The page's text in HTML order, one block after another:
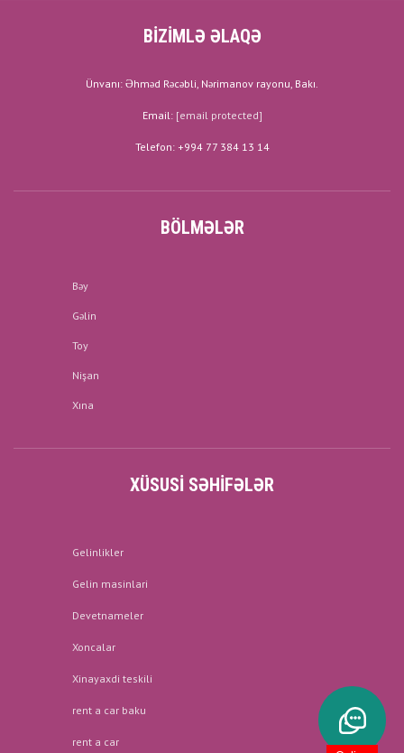
BİZİMLƏ ƏLAQƏ
Ünvanı: Əhməd Rəcəbli, Nərimanov rayonu, Bakı.
Email: [email protected]
Telefon: +994 77 384 13 14
BÖLMƏLƏR
Bəy
Gəlin
Toy
Nişan
Xına
XÜSUSI SƏHIFƏLƏR
Gelinlikler
Gelin masinlari
Devetnameler
Xoncalar
Xinayaxdi teskili
rent a car baku
rent a car